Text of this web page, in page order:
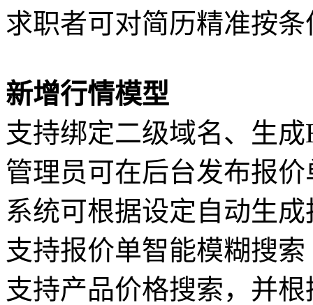
求职者可对简历精准按条
新增行情模型
支持绑定二级域名、生
管理员可在后台发布报价
系统可根据设定自动生
支持报价单智能模糊搜索
支持产品价格搜索，并